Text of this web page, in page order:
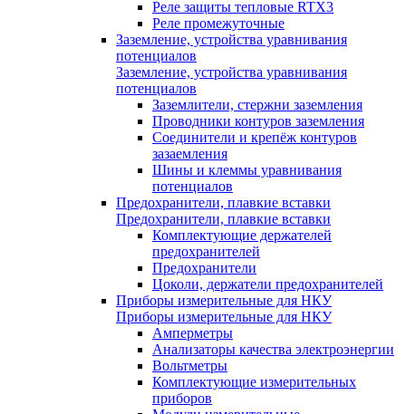
Реле защиты тепловые RTX3
Реле промежуточные
Заземление, устройства уравнивания
потенциалов
Заземление, устройства уравнивания
потенциалов
Заземлители, стержни заземления
Проводники контуров заземления
Соединители и крепёж контуров
зазаемления
Шины и клеммы уравнивания
потенциалов
Предохранители, плавкие вставки
Предохранители, плавкие вставки
Комплектующие держателей
предохранителей
Предохранители
Цоколи, держатели предохранителей
Приборы измерительные для НКУ
Приборы измерительные для НКУ
Амперметры
Анализаторы качества электроэнергии
Вольтметры
Комплектующие измерительных
приборов